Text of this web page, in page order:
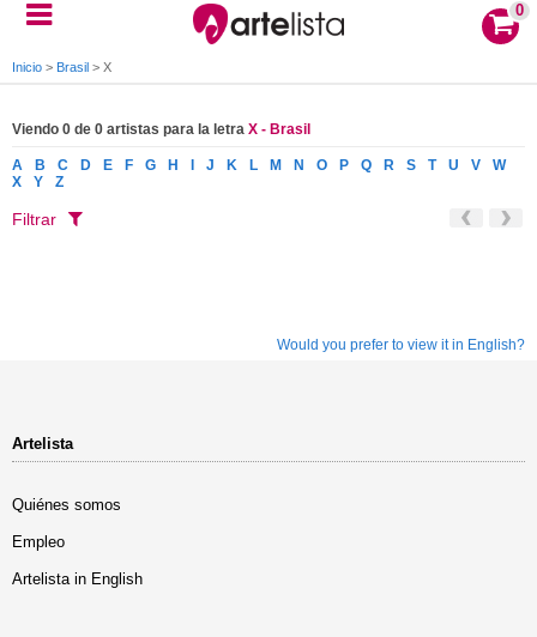
0
Inicio > Brasil > X
Viendo 0 de 0 artistas para la letra X - Brasil
A B C D E F G H J K L M N O P Q R S T U V
W
X
Y Z
Filtrar
Would you prefer to view it in English?
Artelista
Quiénes somos
Empleo
Artelista in English